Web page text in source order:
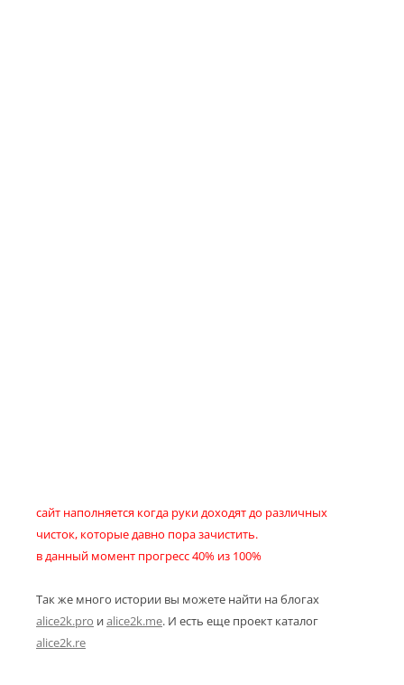
сайт наполняется когда руки доходят до различных
чисток, которые давно пора зачистить.
в данный момент прогресс 40% из 100%
Так же много истории вы можете найти на блогах
alice2k.pro иalice2k.me. И есть еще проект каталог
alice2k.re